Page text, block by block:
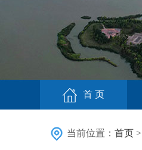
首 页
当前位置： 首页 >